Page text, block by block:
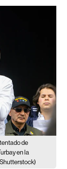
de
en la